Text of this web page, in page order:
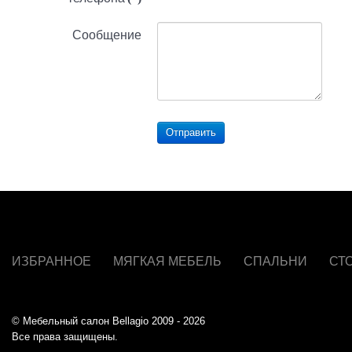
Сообщение
Отправить
ИЗБРАННОЕ МЯГКАЯ МЕБЕЛЬ СПАЛЬНИ
© Мебельный салон Bellagio 2009 - 2026
Все права защищены.